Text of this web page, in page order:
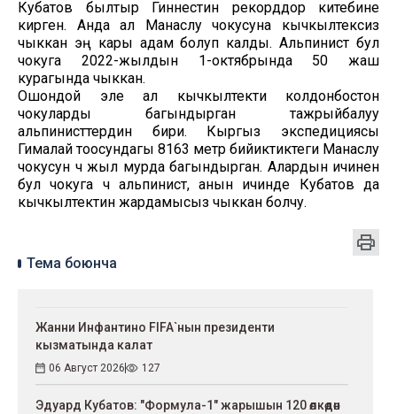
Кубатов былтыр Гиннестин рекорддор китебине
кирген. Анда ал Манаслу чокусуна кычкылтексиз
чыккан эң кары адам болуп калды. Альпинист бул
чокуга 2022-жылдын 1-октябрында 50 жаш
курагында чыккан.
Ошондой эле ал кычкылтекти колдонбостон
чокуларды багындырган тажрыйбалуу
альпинисттердин бири. Кыргыз экспедициясы
Гималай тоосундагы 8163 метр бийиктиктеги Манаслу
чокусун үч жыл мурда багындырган. Алардын ичинен
бул чокуга үч альпинист, анын ичинде Кубатов да
кычкылтектин жардамысыз чыккан болчу.
Тема боюнча
Жанни Инфантино FIFA`нын президенти
кызматында калат
06 Август 2026 127
Эдуард Кубатов: "Формула-1" жарышын 120 өлкөдөн